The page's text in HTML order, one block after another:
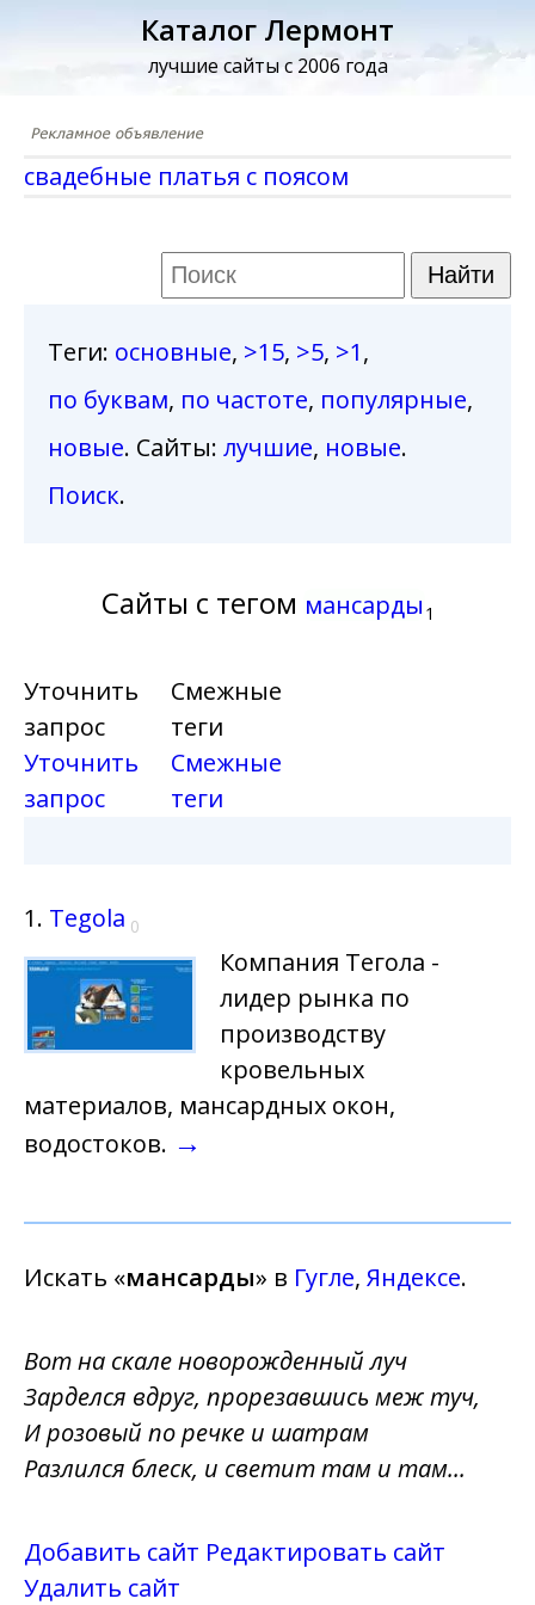
Каталог Лермонт
лучшие сайты с 2006 года
свадебные платья с поясом
Теги: основные, >15, >5, >1,
по буквам, по частоте, популярные,
новые. Сайты: лучшие, новые.
Поиск.
Сайты с тегом мансарды 1
Уточнить
запрос
Уточнить
запрос
Смежные
теги
Смежные
теги
1. Tegola 0
Компания Тегола -
лидер рынка по
производству
кровельных
материалов, мансардных окон,
водостоков. →
Искать «мансарды» в Гугле, Яндексе.
Вот на скале новорожденный луч
Зарделся вдруг, прорезавшись меж туч,
И розовый по речке и шатрам
Разлился блеск, и светит там и там...
Добавить сайт Редактировать сайт
Удалить сайт